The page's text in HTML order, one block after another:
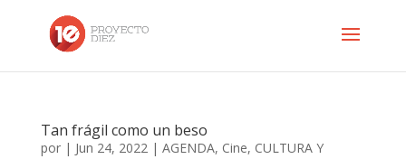
Tan frágil como un beso
por | Jun 24, 2022| AGENDA, Cine, CULTURA Y